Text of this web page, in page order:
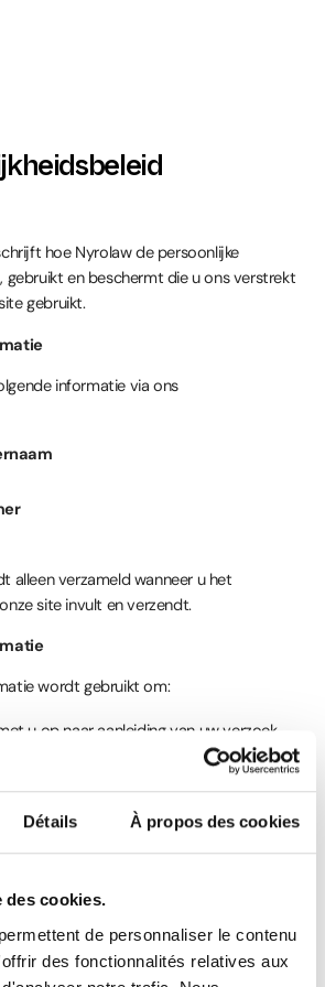
Détails À propos des cookies
des cookies.
de personnaliser le contenu
des fonctionnalités relatives aux
hoe Nyrolaw de persoonlijke
gebruikt en beschermt die u ons verstrekt
gebruikt.
informatie via ons
alleen verzameld wanneer u het
site invult en verzendt.
wordt gebruikt om:
u op naar aanleiding van uw verzoek.
informatie of diensten te verstrekken.
verwerking
geeft door het contactformulier in te